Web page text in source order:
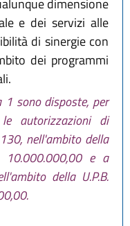
dimensione
e dei servizi alle
di sinergie con
dei programmi
sono disposte, per
autorizzazioni di
nell'ambito della
10.000.000,00 e a
della U.P.B.